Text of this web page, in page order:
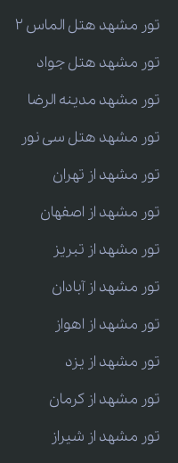
تور مشهد هتل الماس 2
تور مشهد هتل جواد
تور مشهد مدینه الرضا
تور مشهد هتل سی نور
تور مشهد از تهران
تور مشهد از اصفهان
تور مشهد از تبریز
تور مشهد از آبادان
تور مشهد از اهواز
تور مشهد از یزد
تور مشهد از کرمان
تور مشهد از شیراز